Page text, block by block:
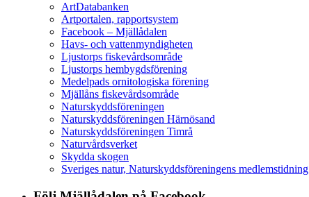
ArtDatabanken
Artportalen, rapportsystem
Facebook – Mjällådalen
Havs- och vattenmyndigheten
Ljustorps fiskevårdsområde
Ljustorps hembygdsförening
Medelpads ornitologiska förening
Mjällåns fiskevårdsområde
Naturskyddsföreningen
Naturskyddsföreningen Härnösand
Naturskyddsföreningen Timrå
Naturvårdsverket
Skydda skogen
Sveriges natur, Naturskyddsföreningens medlemstidning